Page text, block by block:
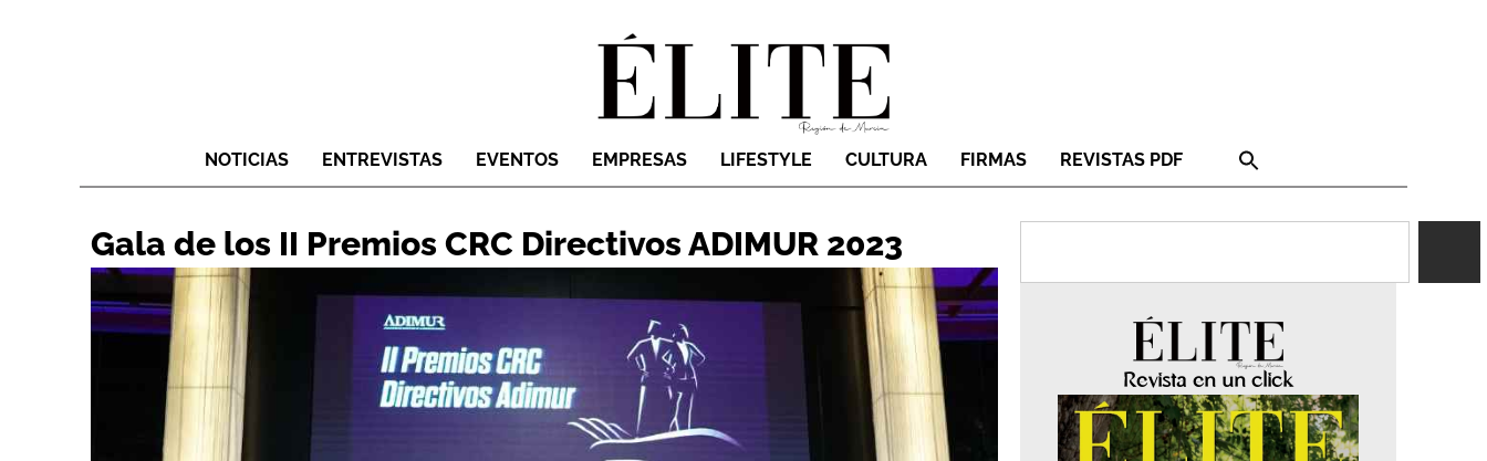
NOTICIAS ENTREVISTAS EVENTOS EMPRESAS LIFESTYLE CULTURA FIRMAS REVISTAS PDF
Gala de los II Premios CRC Directivos ADIMUR 2023
Revista en un click